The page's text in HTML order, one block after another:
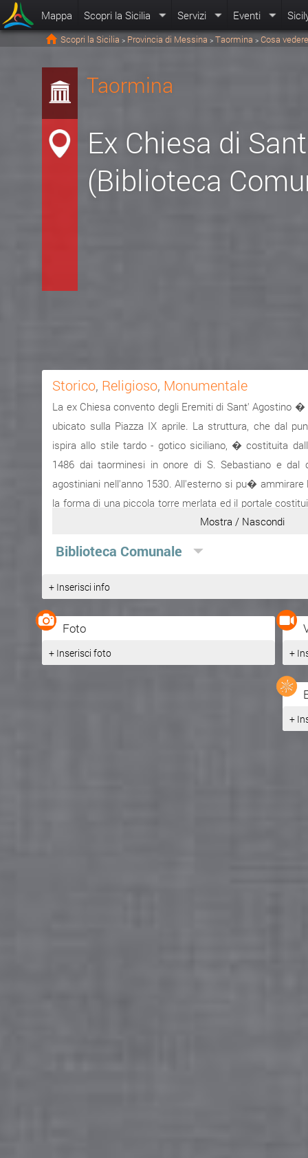
Mappa Scopri la Sicilia Servizi Eventi
Scopri la Sicilia > Provincia di Messina > Taormina > Cosa
Taormina
Ex Chiesa di
(Biblioteca
Storico, Religioso, Monumentale
La ex Chiesa convento degli Eremiti di Sant' Agostino
ubicato sulla Piazza IX aprile. La struttura, che dal
ispira allo stile tardo - gotico siciliano, � costituita
1486 dai taorminesi in onore di S. Sebastiano e dal
agostiniani nell'anno 1530. All'esterno si pu� ammirare
la forma di una piccola torre merlata ed il portale
in marmo di Taormina che, nel 1700, sostitu� quello
Nell'anno 1933 la Chiesa divenne sede della
librario degli ex conventi di S. Agostino, S. Domenico e
Nel corso degli anni il Convento ebbe invece diverse
edificio venne restaurato e dal 1985 viene
Mostra / Nascondi
Biblioteca Comunale
+ Inserisci info
Foto
+ Inserisci foto +
+